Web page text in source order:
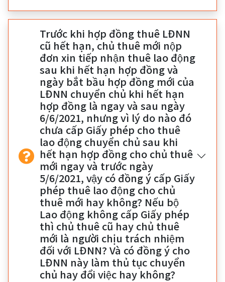
Trước khi hợp đồng thuê LĐNN
cũ hết hạn, chủ thuê mới nộp
đơn xin tiếp nhận thuê lao động
sau khi hết hạn hợp đồng và
ngày bắt bầu hợp đồng mới của
LĐNN chuyển chủ khi hết hạn
hợp đồng là ngay và sau ngày
6/6/2021, nhưng vì lý do nào đó
chưa cấp Giấy phép cho thuê
lao động chuyển chủ sau khi
hết hạn hợp đồng cho chủ thuê
mới ngay và trước ngày
5/6/2021, vậy có đồng ý cấp Giấy
phép thuê lao động cho chủ
thuê mới hay không? Nếu bộ
Lao động không cấp Giấy phép
thì chủ thuê cũ hay chủ thuê
mới là người chịu trách nhiệm
đối với LĐNN? Và có đồng ý cho
LĐNN này làm thủ tục chuyển
chủ hay đổi việc hay không?